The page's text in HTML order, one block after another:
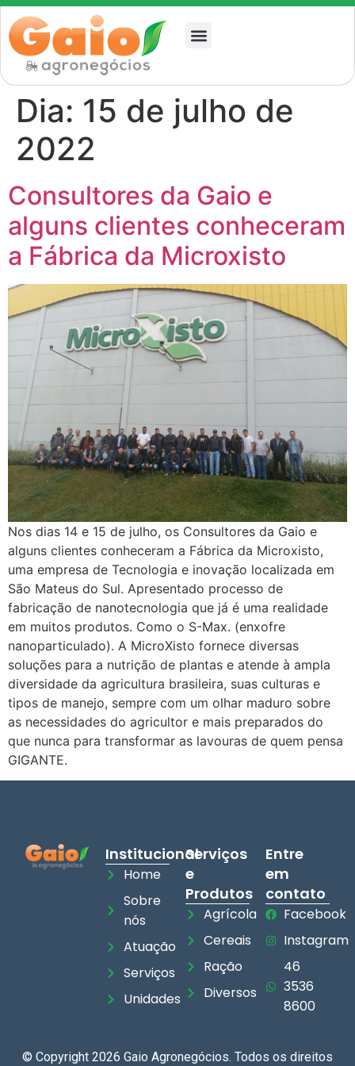
Dia: 15 de julho de
2022
Consultores da Gaio e
alguns clientes conheceram
a Fábrica da Microxisto
Nos dias 14 e 15 de julho, os Consultores da Gaio e
alguns clientes conheceram a Fábrica da Microxisto,
uma empresa de Tecnologia e inovação localizada em
São Mateus do Sul. Apresentado processo de
fabricação de nanotecnologia que já é uma realidade
em muitos produtos. Como o S-Max. (enxofre
nanoparticulado). A MicroXisto fornece diversas
soluções para a nutrição de plantas e atende à ampla
diversidade da agricultura brasileira, suas culturas e
tipos de manejo, sempre com um olhar maduro sobre
as necessidades do agricultor e mais preparados do
que nunca para transformar as lavouras de quem pensa
GIGANTE.
Institucional
Home
Sobre
nós
Atuação
Serviços
Unidades
Serviços
e
Produtos
Agrícola
Cereais
Ração
Diversos
Entre
em
contato
Facebook
Instagram
46
3536
8600
© Copyright 2026 Gaio Agronegócios. Todos os direitos